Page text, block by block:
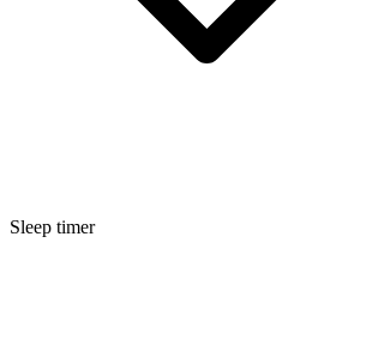
Sleep timer